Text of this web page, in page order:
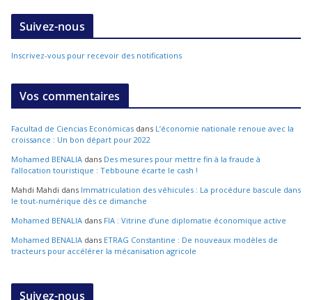
Suivez-nous
Inscrivez-vous pour recevoir des notifications
Vos commentaires
Facultad de Ciencias Económicas dans L’économie nationale renoue avec la
croissance : Un bon départ pour 2022
Mohamed BENALIA dans Des mesures pour mettre fin à la fraude à
l’allocation touristique : Tebboune écarte le cash !
Mahdi Mahdi dans Immatriculation des véhicules : La procédure bascule dans
le tout-numérique dès ce dimanche
Mohamed BENALIA dans FIA : Vitrine d’une diplomatie économique active
Mohamed BENALIA dans ETRAG Constantine : De nouveaux modèles de
tracteurs pour accélérer la mécanisation agricole
Suivez-nous